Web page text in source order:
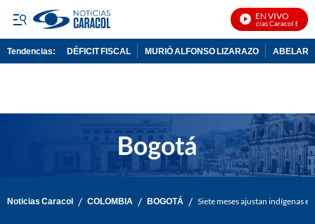
EN VIVO
Noticias Caracol En Vivo
Tendencias: DÉFICIT FISCAL MURIÓ ALFONSO LIZARAZO
Noticias Caracol / COLOMBIA / BOGOTÁ / Siete meses ajustan indígenas